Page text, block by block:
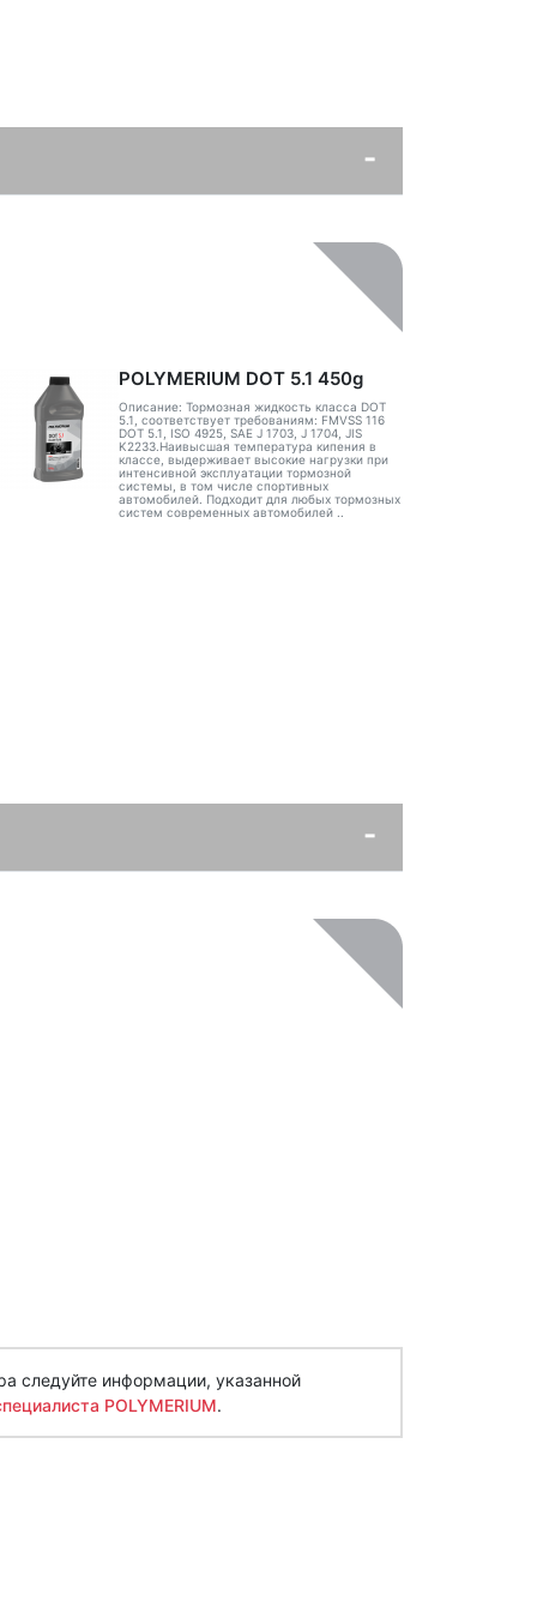
POLYMERIUM DOT 5.1 450g
Описание: Тормозная жидкость класса DOT
5.1, соответствует требованиям: FMVSS 116
DOT 5.1, ISO 4925, SAE J 1703, J 1704, JIS
K2233.Наивысшая температура кипения в
классе, выдерживает высокие нагрузки при
интенсивной эксплуатации тормозной
системы, в том числе спортивных
автомобилей. Подходит для любых тормозных
систем современных автомобилей ..
следуйте информации, указанной
POLYMERIUM.